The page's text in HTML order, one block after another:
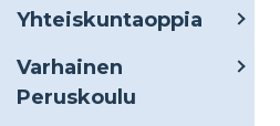
Yhteiskuntaoppia
Varhainen
Peruskoulu